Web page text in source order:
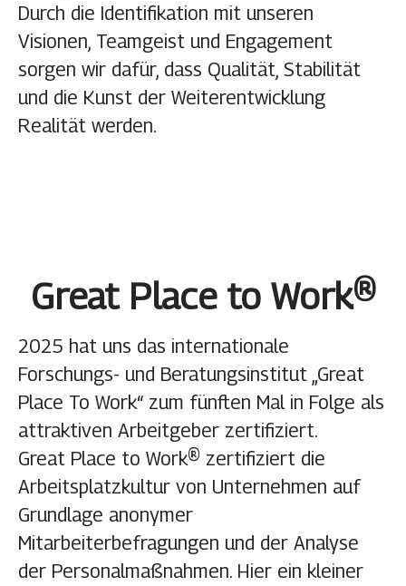
Durch die Identifikation mit unseren
Visionen, Teamgeist und Engagement
sorgen wir dafür, dass Qualität, Stabilität
und die Kunst der Weiterentwicklung
Realität werden.
Great Place to Work®
2025 hat uns das internationale
Forschungs- und Beratungsinstitut „Great
Place To Work“ zum fünften Mal in Folge als
attraktiven Arbeitgeber zertifiziert.
Great Place to Work® zertifiziert die
Arbeitsplatzkultur von Unternehmen auf
Grundlage anonymer
Mitarbeiterbefragungen und der Analyse
der Personalmaßnahmen. Hier ein kleiner